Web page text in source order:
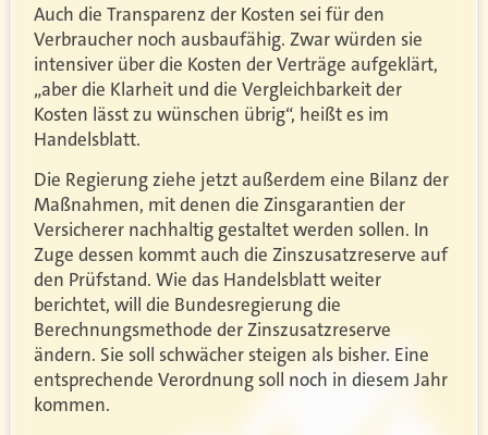
Auch die Transparenz der Kosten sei für den
Verbraucher noch ausbaufähig. Zwar würden sie
intensiver über die Kosten der Verträge aufgeklärt,
„aber die Klarheit und die Vergleichbarkeit der
Kosten lässt zu wünschen übrig“, heißt es im
Handelsblatt.
Die Regierung ziehe jetzt außerdem eine Bilanz der
Maßnahmen, mit denen die Zinsgarantien der
Versicherer nachhaltig gestaltet werden sollen. In
Zuge dessen kommt auch die Zinszusatzreserve auf
den Prüfstand. Wie das Handelsblatt weiter
berichtet, will die Bundesregierung die
Berechnungsmethode der Zinszusatzreserve
ändern. Sie soll schwächer steigen als bisher. Eine
entsprechende Verordnung soll noch in diesem Jahr
kommen.